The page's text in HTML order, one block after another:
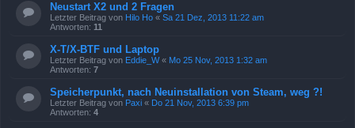
Neustart X2 und 2 Fragen
Letzter Beitrag von Hilo Ho « Sa 21 Dez, 2013 11:22 am
Antworten: 11
X-T/X-BTF und Laptop
Letzter Beitrag von Eddie_W« Mo 25 Nov, 2013 1:32 am
Antworten: 7
Speicherpunkt, nach Neuinstallation von Steam, weg ?!
Letzter Beitrag von Paxi « Do 21 Nov, 2013 6:39 pm
Antworten: 4